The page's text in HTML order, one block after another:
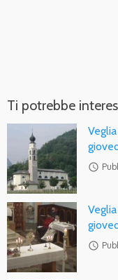
Ti potrebbe
access_time
access_time